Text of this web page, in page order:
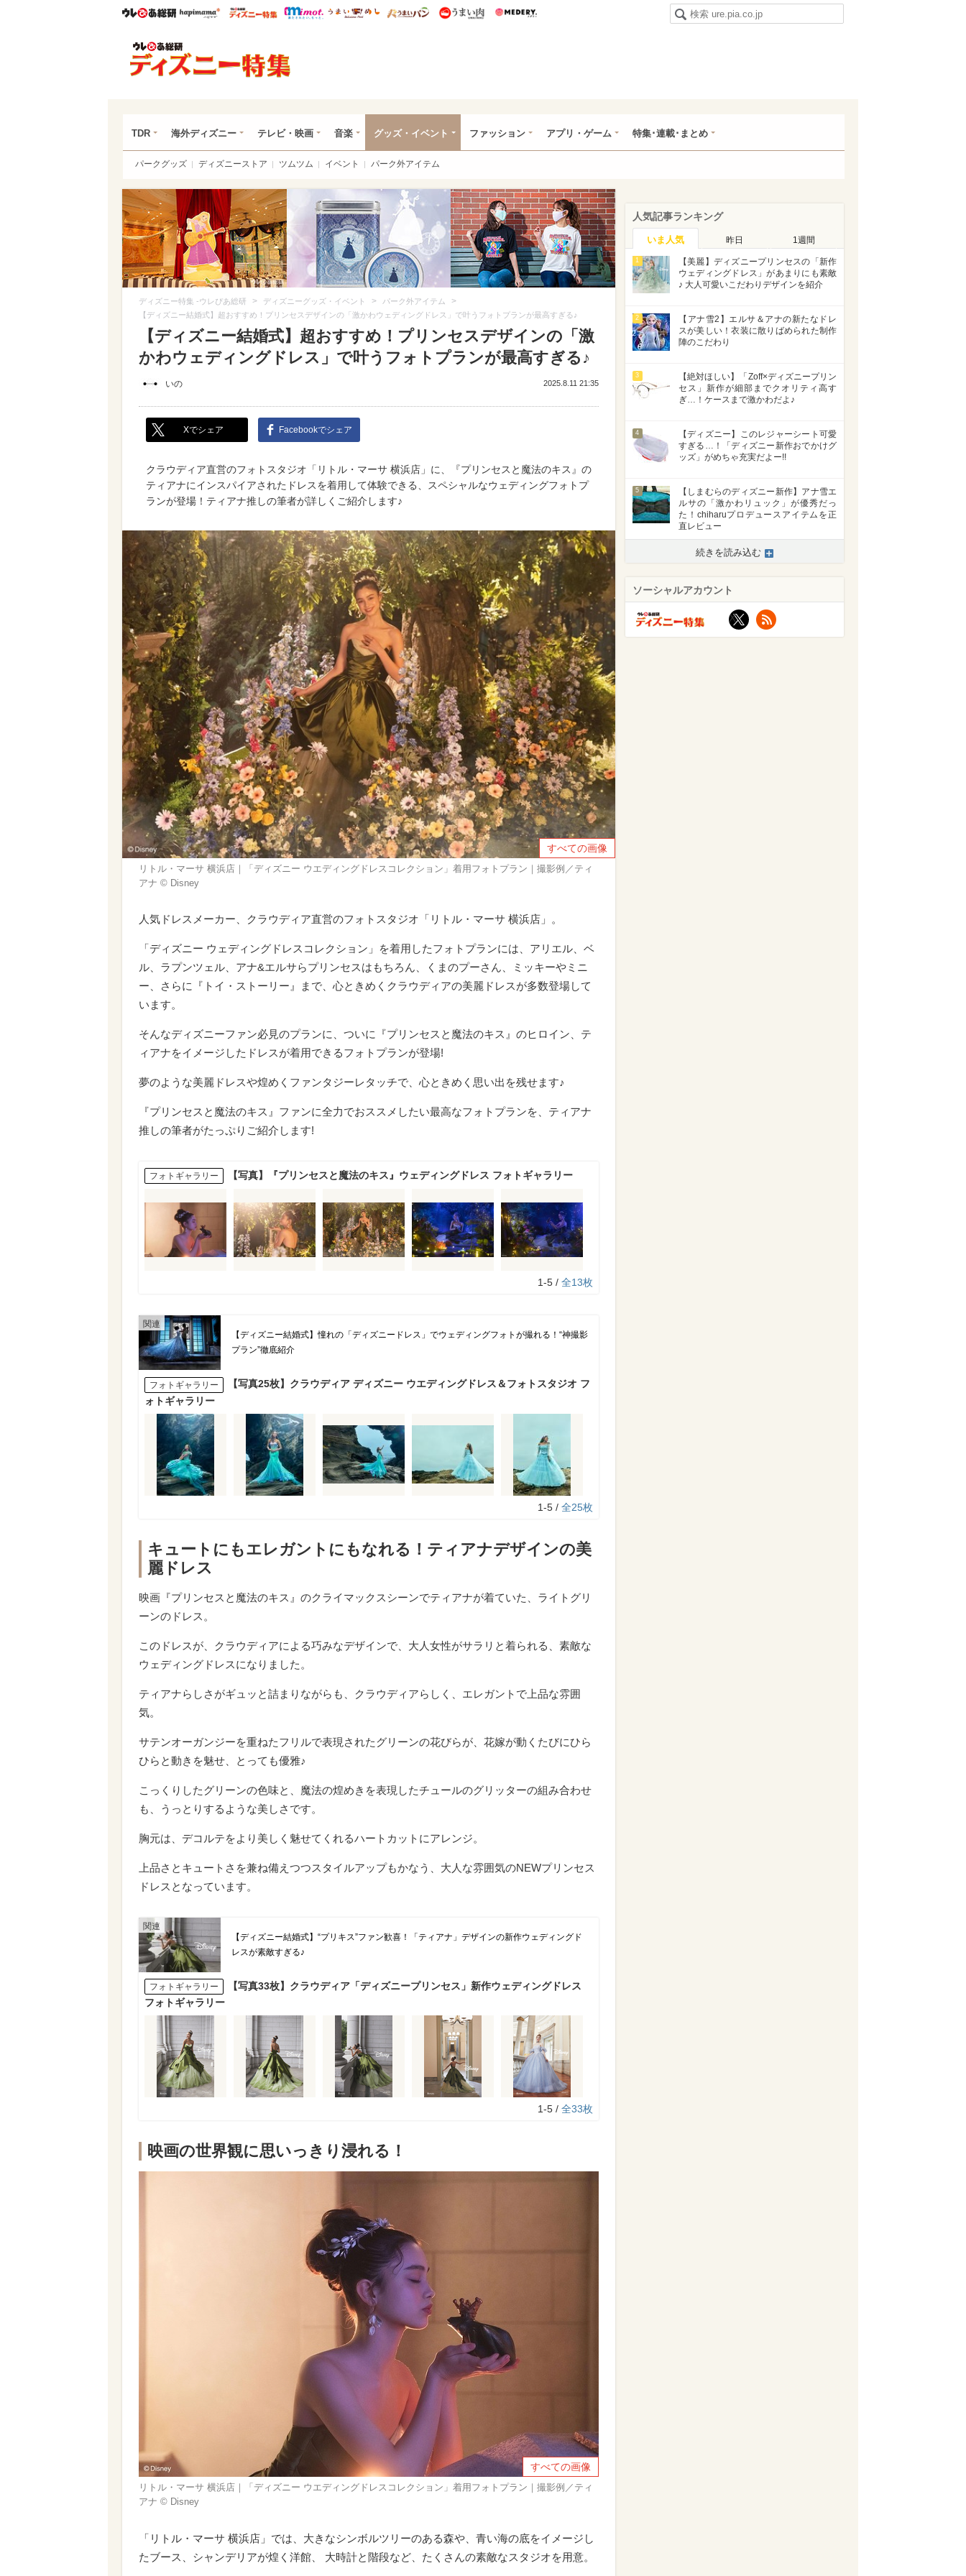
ウレぴあ総研ハピママ* ウレぴあ総研 ディズニー特集
mimot. うまいめし うまいパン うまい肉
TDR 海外ディズニー テレビ・映画 音楽 グッズ・イベント ファッション アプリ・ゲーム 特集･連載･まとめ
パークグッズ ディズニーストア ツムツム イベント パーク外アイテム
ディズニー特集 -ウレぴあ総研 > ディズニーグッズ・イベント > パーク外アイテム >
【ディズニー結婚式】超おすすめ！プリンセスデザインの「激かわウェディングドレス」で叶うフォトプランが最高すぎる♪
【ディズニー結婚式】超おすすめ！プリンセスデザインの「激
かわウェディングドレス」で叶うフォトプランが最高すぎる♪
いの 2025.8.11 21:35
Xでシェア Facebookでシェア
クラウディア直営のフォトスタジオ「リトル・マーサ 横浜店」に、『プリンセスと魔法のキス』の
ティアナにインスパイアされたドレスを着用して体験できる、スペシャルなウェディングフォトプ
ランが登場！ティアナ推しの筆者が詳しくご紹介します♪
すべての画像
リトル・マーサ 横浜店｜「ディズニー ウエディングドレスコレクション」着用フォトプラン｜撮影例／ティ
アナ © Disney
人気ドレスメーカー、クラウディア直営のフォトスタジオ「リトル・マーサ 横浜店」。
「ディズニー ウェディングドレスコレクション」を着用したフォトプランには、アリエル、ベ
ル、ラプンツェル、アナ&エルサらプリンセスはもちろん、くまのプーさん、ミッキーやミニ
ー、さらに『トイ・ストーリー』まで、心ときめくクラウディアの美麗ドレスが多数登場して
います。
そんなディズニーファン必見のプランに、ついに『プリンセスと魔法のキス』のヒロイン、テ
ィアナをイメージしたドレスが着用できるフォトプランが登場!
夢のような美麗ドレスや煌めくファンタジーレタッチで、心ときめく思い出を残せます♪
『プリンセスと魔法のキス』ファンに全力でおススメしたい最高なフォトプランを、ティアナ
推しの筆者がたっぷりご紹介します!
フォトギャラリー 【写真】『プリンセスと魔法のキス』ウェディングドレス フォトギャラリー
1-5 / 全13枚
【ディズニー結婚式】憧れの「ディズニードレス」でウェディングフォトが撮れる！“神撮影
プラン”徹底紹介
フォトギャラリー
【写真25枚】クラウディア ディズニー ウエディングドレス＆フォトスタジオ フ
ォトギャラリー
1-5 / 全25枚
キュートにもエレガントにもなれる！ティアナデザインの美
麗ドレス
映画『プリンセスと魔法のキス』のクライマックスシーンでティアナが着ていた、ライトグリ
ーンのドレス。
このドレスが、クラウディアによる巧みなデザインで、大人女性がサラリと着られる、素敵な
ウェディングドレスになりました。
ティアナらしさがギュッと詰まりながらも、クラウディアらしく、エレガントで上品な雰囲
気。
サテンオーガンジーを重ねたフリルで表現されたグリーンの花びらが、花嫁が動くたびにひら
ひらと動きを魅せ、とっても優雅♪
こっくりしたグリーンの色味と、魔法の煌めきを表現したチュールのグリッターの組み合わせ
も、うっとりするような美しさです。
胸元は、デコルテをより美しく魅せてくれるハートカットにアレンジ。
上品さとキュートさを兼ね備えつつスタイルアップもかなう、大人な雰囲気のNEWプリンセス
ドレスとなっています。
【ディズニー結婚式】“プリキス”ファン歓喜！「ティアナ」デザインの新作ウェディングド
レスが素敵すぎる♪
フォトギャラリー
【写真33枚】クラウディア「ディズニープリンセス」新作ウェディングドレス
フォトギャラリー
1-5 / 全33枚
映画の世界観に思いっきり浸れる！
すべての画像
リトル・マーサ 横浜店｜「ディズニー ウエディングドレスコレクション」着用フォトプラン｜撮影例／ティ
アナ © Disney
「リトル・マーサ 横浜店」では、大きなシンボルツリーのある森や、青い海の底をイメージし
たブース、シャンデリアが煌く洋館、 大時計と階段など、たくさんの素敵なスタジオを用意。
人気記事ランキング
いま人気 昨日 1週間
1
【美麗】ディズニープリンセスの「新作
ウェディングドレス」があまりにも素敵
♪ 大人可愛いこだわりデザインを紹介
2
【アナ雪2】エルサ＆アナの新たなドレ
スが美しい！衣装に散りばめられた制作
陣のこだわり
3
【絶対ほしい】「Zoff×ディズニープリン
セス」新作が細部までクオリティ高す
ぎ…！ケースまで激かわだよ♪
4
【ディズニー】このレジャーシート可愛
すぎる…！「ディズニー新作おでかけグ
ッズ」がめちゃ充実だよー!!
5
【しまむらのディズニー新作】アナ雪エ
ルサの「激かわリュック」が優秀だっ
た！chiharuプロデュースアイテムを正
直レビュー
続きを読み込む
ソーシャルアカウント
X